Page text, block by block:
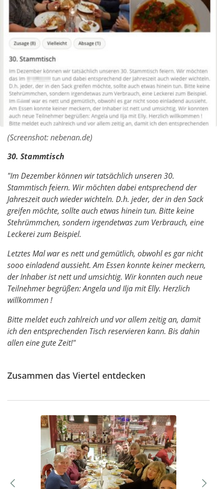
(Screenshot: nebenan.de)
30. Stammtisch
"Im Dezember können wir tatsächlich unseren 30.
Stammtisch feiern. Wir möchten dabei entsprechend der
Jahreszeit auch wieder wichteln. D.h. jeder, der in den Sack
greifen möchte, sollte auch etwas hinein tun. Bitte keine
Stehrümmchen, sondern irgendetwas zum Verbrauch, eine
Leckerei zum Beispiel.
Letztes Mal war es nett und gemütlich, obwohl es gar nicht
sooo einladend aussieht. Am Essen konnte keiner meckern,
der Inhaber ist nett und umsichtig. Wir konnten auch neue
Teilnehmer begrüßen: Angela und Ilja mit Elly. Herzlich
willkommen !
Bitte meldet euch zahlreich und vor allem zeitig an, damit
ich den entsprechenden Tisch reservieren kann. Bis dahin
allen eine gute Zeit!"
Zusammen das Viertel entdecken